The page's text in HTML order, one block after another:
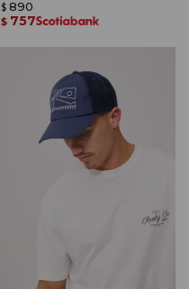
$ 890
$ 757